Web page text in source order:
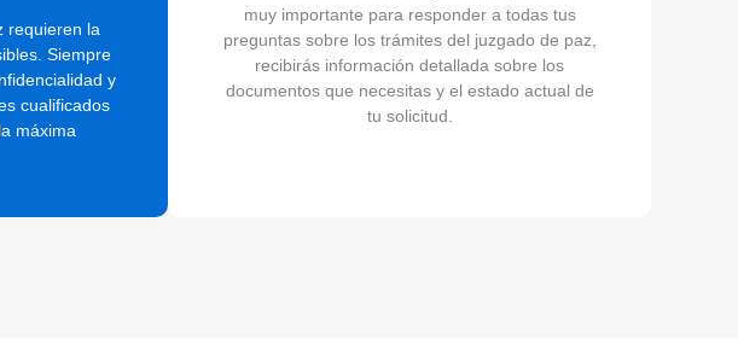
requieren la
Siempre
y
cualificados
máxima
muy importante para responder a todas tus
preguntas sobre los trámites del juzgado de paz,
recibirás información detallada sobre los
documentos que necesitas y el estado actual de
tu solicitud.